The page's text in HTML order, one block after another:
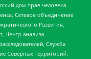
дом прав человека
Сетевое объединение
Развития,
Центр анализа
Служба
Северных территорий,